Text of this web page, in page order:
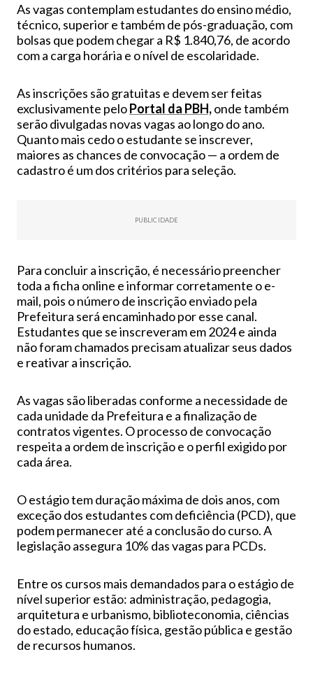
As vagas contemplam estudantes do ensino médio,
técnico, superior e também de pós-graduação, com
bolsas que podem chegar a R$ 1.840,76, de acordo
com a carga horária e o nível de escolaridade.
As inscrições são gratuitas e devem ser feitas
exclusivamente peloPortal da PBH,onde também
serão divulgadas novas vagas ao longo do ano.
Quanto mais cedo o estudante se inscrever,
maiores as chances de convocação — a ordem de
cadastro é um dos critérios para seleção.
PUBLICIDADE
Para concluir a inscrição, é necessário preencher
toda a ficha online e informar corretamente o e-
mail, pois o número de inscrição enviado pela
Prefeitura será encaminhado por esse canal.
Estudantes que se inscreveram em 2024 e ainda
não foram chamados precisam atualizar seus dados
e reativar a inscrição.
As vagas são liberadas conforme a necessidade de
cada unidade da Prefeitura e a finalização de
contratos vigentes. O processo de convocação
respeita a ordem de inscrição e o perfil exigido por
cada área.
O estágio tem duração máxima de dois anos, com
exceção dos estudantes com deficiência (PCD), que
podem permanecer até a conclusão do curso. A
legislação assegura 10% das vagas para PCDs.
Entre os cursos mais demandados para o estágio de
nível superior estão: administração, pedagogia,
arquitetura e urbanismo, biblioteconomia, ciências
do estado, educação física, gestão pública e gestão
de recursos humanos.